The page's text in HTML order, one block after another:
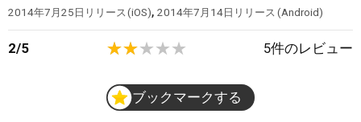
2014年7月25日 リリース iOS ,2014年7月14日 リリース Android
2/5 5件のレビュー
ブックマークする